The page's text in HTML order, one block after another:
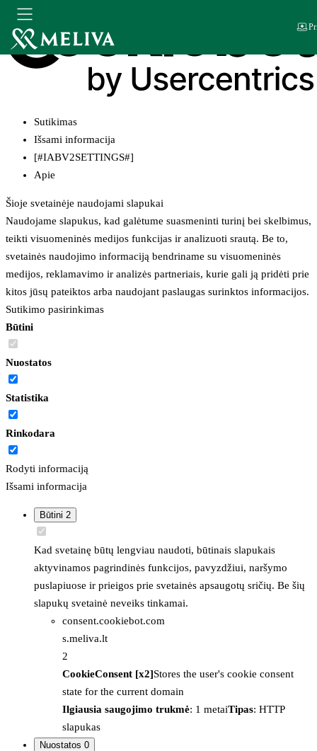
Sutikimas
Išsami informacija
[#IABV2SETTINGS#]
Apie
Šioje svetainėje naudojami slapukai
Naudojame slapukus, kad galėtume suasmeninti turinį bei skelbimus,
teikti visuomeninės medijos funkcijas ir analizuoti srautą. Be to,
svetainės naudojimo informaciją bendriname su visuomeninės
medijos, reklamavimo ir analizės partneriais, kurie gali ją pridėti prie
kitos jūsų pateiktos arba naudojant paslaugas surinktos informacijos.
Sutikimo pasirinkimas
Būtini
Nuostatos
Statistika
Rinkodara
Rodyti informaciją
Išsami informacija
Būtini 2
Kad svetainę būtų lengviau naudoti, būtinais slapukais
aktyvinamos pagrindinės funkcijos, pavyzdžiui, naršymo
puslapiuose ir prieigos prie svetainės apsaugotų sričių. Be šių
slapukų svetainė neveiks tinkamai.
consent.cookiebot.com
s.meliva.lt
2
CookieConsent [x2]Stores the user's cookie consent
state for the current domain
Ilgiausia saugojimo trukmė: 1 metaiTipas: HTTP
slapukas
Nuostatos 0